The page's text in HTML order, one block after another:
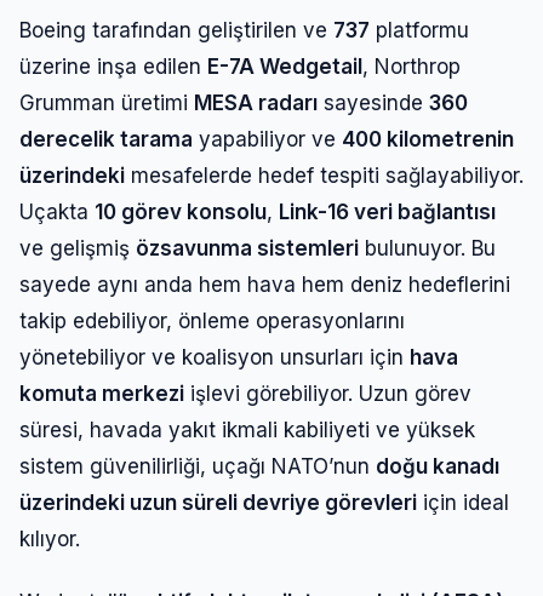
Boeing tarafından geliştirilen ve 737 platformu
üzerine inşa edilen E-7A Wedgetail, Northrop
Grumman üretimi MESA radarı sayesinde 360
derecelik tarama yapabiliyor ve 400 kilometrenin
üzerindeki mesafelerde hedef tespiti sağlayabiliyor.
Uçakta 10 görev konsolu, Link-16 veri bağlantısı
ve gelişmiş özsavunma sistemleri bulunuyor. Bu
sayede aynı anda hem hava hem deniz hedeflerini
takip edebiliyor, önleme operasyonlarını
yönetebiliyor ve koalisyon unsurları için hava
komuta merkezi işlevi görebiliyor. Uzun görev
süresi, havada yakıt ikmali kabiliyeti ve yüksek
sistem güvenilirliği, uçağı NATO’nun doğu kanadı
üzerindeki uzun süreli devriye görevleri için ideal
kılıyor.